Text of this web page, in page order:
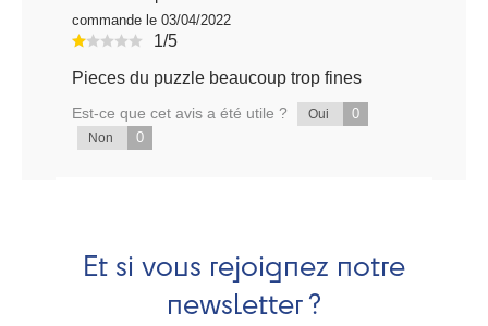
commande le 03/04/2022
1/5
Pieces du puzzle beaucoup trop fines
Est-ce que cet avis a été utile ? Oui 0
Non 0
Et si vous rejoignez notre
newsletter ?